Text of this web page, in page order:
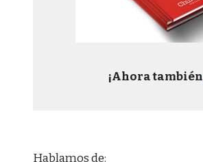
¡Ahora también
Hablamos de: